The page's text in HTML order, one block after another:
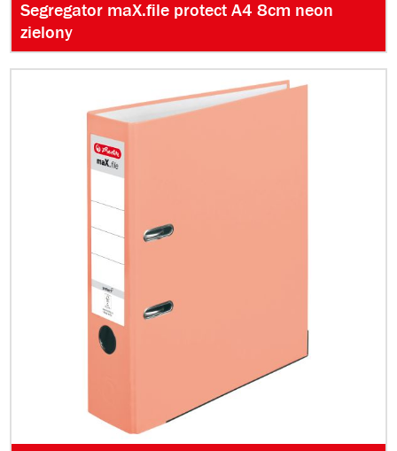
Segregator maX.file protect A4 8cm neon
zielony